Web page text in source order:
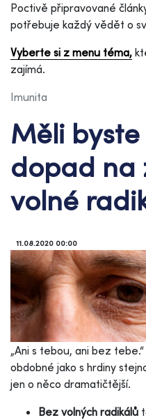
Poctivě připravované
potřebuje každý vědět o
Vyberte si z menu téma,
zajímá.
Imunita
Měli
dopad na
volné
11.08.2020 00:00
„Ani s tebou, ani bez
obdobné jako s hrdiny
jen o něco dramatičtější.
Bez volných radikálů